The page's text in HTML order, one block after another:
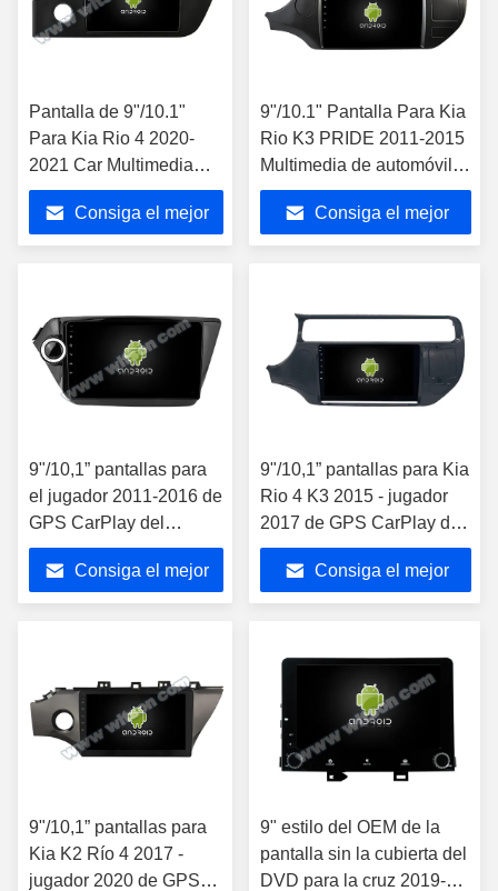
Pantalla de 9"/10.1"
Para Kia Rio 4 2020-
2021 Car Multimedia
Stereo GPS Jugador de
CarPlayConsiga el mejor
9"/10.1" Pantalla Para Kia
Rio K3 PRIDE 2011-2015
Multimedia de automóviles
Estéreo GPS CarPlay
Player Consiga el mejor
9"/10,1” pantallas para
el jugador 2011-2016 de
GPS CarPlay del
estéreo de las
multimedias del coche
K2 de Kia Rio 3
Consiga el mejor
9"/10,1” pantallas para Kia
Rio 4 K3 2015 - jugador
2017 de GPS CarPlay del
estéreo de las multimedias
del cocheConsiga el mejor
9"/10,1” pantallas para
Kia K2 Río 4 2017 -
jugador 2020 de GPS
9" estilo del OEM de la
pantalla sin la cubierta del
DVD para la cruz 2019-